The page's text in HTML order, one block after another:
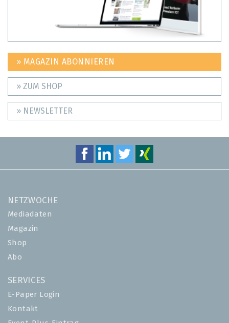
» MAGAZIN ABONNIEREN
» ZUM SHOP
» NEWSLETTER
NETZWOCHE
Mediadaten
Magazin
Shop
Abo
SERVICES
E-Paper Login
Kontakt